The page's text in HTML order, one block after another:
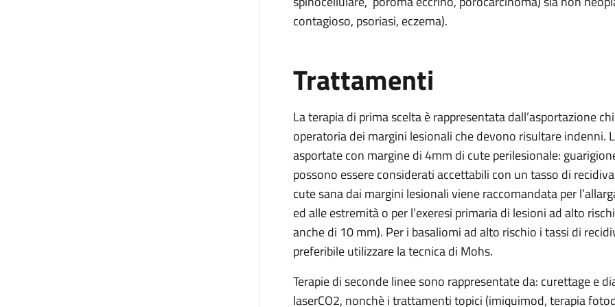
contagioso, psoriasi, eczema).
Trattamenti
La terapia di prima scelta è rappresentata dall’asportazione
operatoria dei margini lesionali che devono risultare indenni.
asportate con margine di 4mm di cute perilesionale:
possono essere considerati accettabili con un tasso di
cute sana dai margini lesionali viene raccomandata per
ed alle estremità o per l’exeresi primaria di lesioni ad alto
anche di 10 mm). Per i basaliomi ad alto rischio i tassi di
preferibile utilizzare la tecnica di Mohs.
Terapie di seconde linee sono rappresentate da: curettage e
laserCO2, nonchè i trattamenti topici (imiquimod, terapia